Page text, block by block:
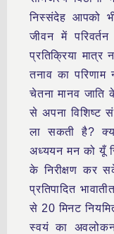
निस्संदेह आपको
जीवन में
प्रतिक्रिया
तनाव का परिणाम
चेतना मानव जाति
से अपना विशिष्ट
ला सकती है?
अध्ययन मन को यूँ
के निरीक्षण कर
प्रतिपादित
से 20 मिनट
स्वयं का